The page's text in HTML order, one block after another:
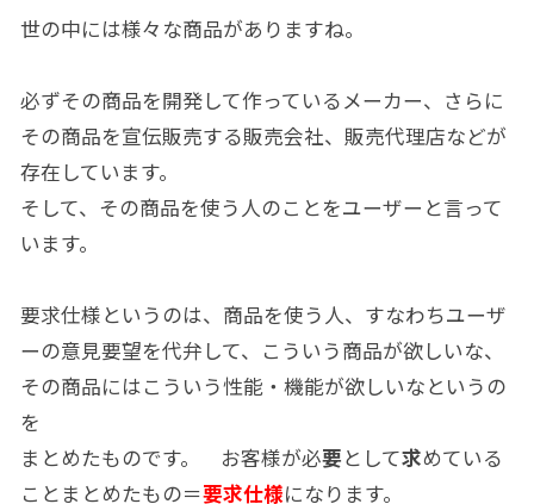
世の中には様々な商品がありますね。
必ずその商品を開発して作っているメーカー、さらに
その商品を宣伝販売する販売会社、販売代理店などが
存在しています。
そして、その商品を使う人のことをユーザーと言って
います。
要求仕様というのは、商品を使う人、すなわちユーザ
ーの意見要望を代弁して、こういう商品が欲しいな、
その商品にはこういう性能・機能が欲しいなというの
を
まとめたものです。 お客様が必要として求めている
ことまとめたもの＝要求仕様になります。